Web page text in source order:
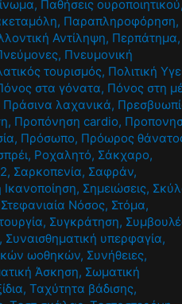
, Παθήσεις ουροποιητικού,
, Παραπληροφόρηση,
Αντίληψη, Περπάτημα,
, Πνευμονική
τουρισμός, Πολιτική
στα γόνατα, Πόνος στη
Πράσινα λαχανικά,
, Προπόνηση cardio,
, Πρόσωπο, Πρόωρος
, Ροχαλητό, Σάκχαρο,
, Σαρκοπενία, Σαφράν,
Ικανοποίηση, Σημειώσεις,
Στεφανιαία Νόσος, Στόμα,
, Συγκράτηση,
, Συναισθηματική υπερφαγία,
ωοθηκών, Συνήθειες,
Άσκηση, Σωματική
,Ταχύτητα βάδισης,